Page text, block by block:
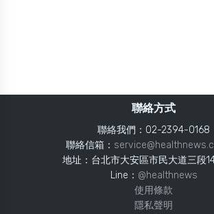
聯絡方式
聯絡我們：02-2394-0168
聯絡信箱：
地址：台北市大安區市民大道三段
Line： @healthnews
使用條款
隱私聲明